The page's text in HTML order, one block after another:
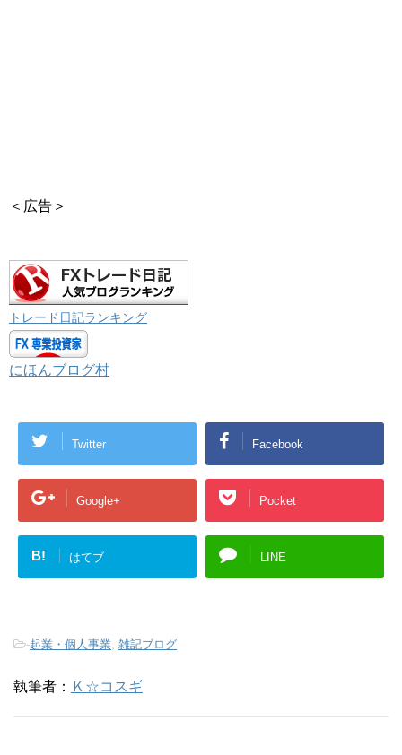
＜広告＞
トレード日記ランキング
にほんブログ村
Twitter Facebook
Google+ Pocket
B! はてブ LINE
-起業・個人事業, 雑記ブログ
執筆者： Ｋ☆コスギ